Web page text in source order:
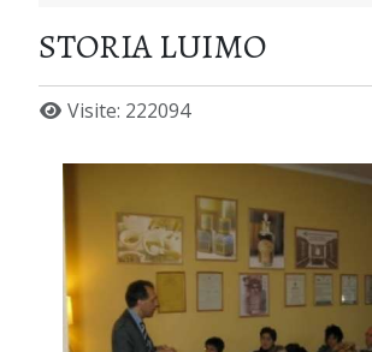
STORIA LUIMO
Visite: 222094